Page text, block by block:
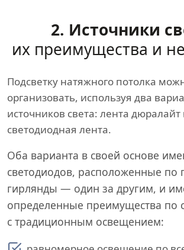
2. Источники
их преимущества и
Подсветку натяжного потолка
организовать, используя два
источников света: лента дюралайт
светодиодная лента.
Оба варианта в своей основе
светодиодов, расположенные по
гирлянды — один за другим, и
определенные преимущества по
с традиционным освещением: